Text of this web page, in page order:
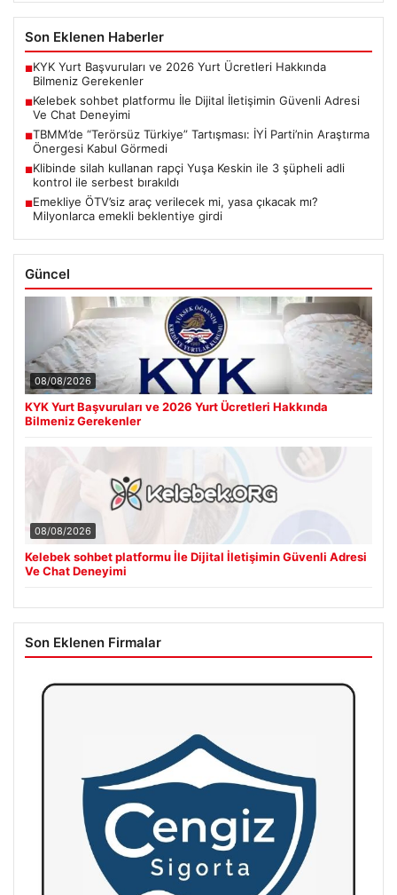
Son Eklenen Haberler
■KYK Yurt Başvuruları ve 2026 Yurt Ücretleri Hakkında
Bilmeniz Gerekenler
■Kelebek sohbet platformu İle Dijital İletişimin Güvenli Adresi
Ve Chat Deneyimi
■TBMM’de “Terörsüz Türkiye” Tartışması: İYİ Parti’nin Araştırma
Önergesi Kabul Görmedi
■Klibinde silah kullanan rapçi Yuşa Keskin ile 3 şüpheli adli
kontrol ile serbest bırakıldı
■Emekliye ÖTV’siz araç verilecek mi, yasa çıkacak mı?
Milyonlarca emekli beklentiye girdi
Güncel
08/08/2026
KYK Yurt Başvuruları ve 2026 Yurt Ücretleri Hakkında
Bilmeniz Gerekenler
08/08/2026
Kelebek sohbet platformu İle Dijital İletişimin Güvenli Adresi
Ve Chat Deneyimi
Son Eklenen Firmalar